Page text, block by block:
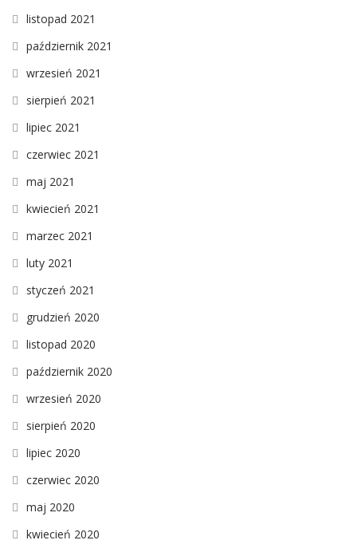
listopad 2021
październik 2021
wrzesień 2021
sierpień 2021
lipiec 2021
czerwiec 2021
maj 2021
kwiecień 2021
marzec 2021
luty 2021
styczeń 2021
grudzień 2020
listopad 2020
październik 2020
wrzesień 2020
sierpień 2020
lipiec 2020
czerwiec 2020
maj 2020
kwiecień 2020